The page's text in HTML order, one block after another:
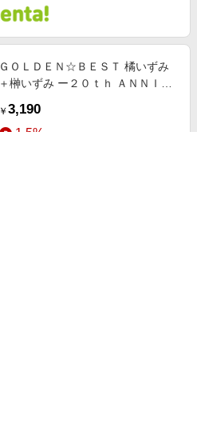
ＧＯＬＤＥＮ☆ＢＥＳＴ 橘いずみ
＋榊いずみ ー２０ｔｈ ＡＮＮＩＶ
ＣＤ２）
￥ 3,190
1.5%